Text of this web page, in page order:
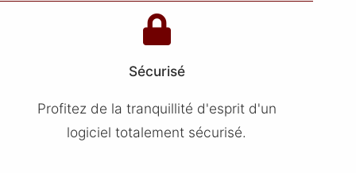
Sécurisé
Profitez de la tranquillité d'esprit d'un
logiciel totalement sécurisé.